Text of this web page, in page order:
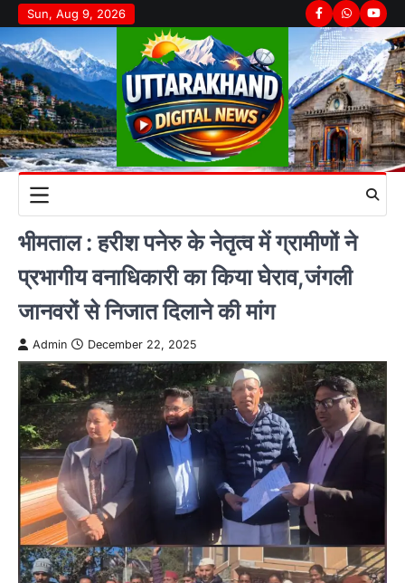
Skip
to
content
Sun, Aug 9, 2026 Facebook
Whatsapp
भीमताल : हरीश पनेरु के नेतृत्व में ग्रामीणों ने
प्रभागीय वनाधिकारी का किया घेराव,जंगली
जानवरों से निजात दिलाने की मांग
Admin December 22, 2025